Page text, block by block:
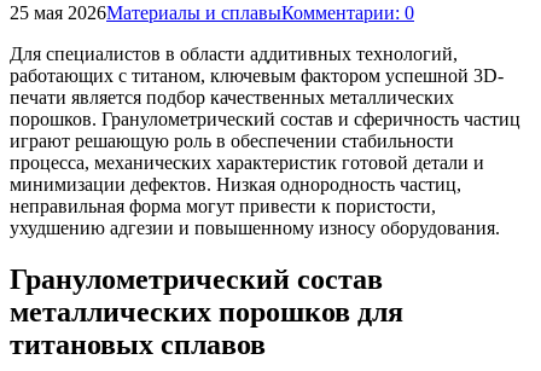
25 мая 2026Материалы и сплавыКомментарии: 0
Для специалистов в области аддитивных технологий,
работающих с титаном, ключевым фактором успешной 3D-
печати является подбор качественных металлических
порошков. Гранулометрический состав и сферичность частиц
играют решающую роль в обеспечении стабильности
процесса, механических характеристик готовой детали и
минимизации дефектов. Низкая однородность частиц,
неправильная форма могут привести к пористости,
ухудшению адгезии и повышенному износу оборудования.
Гранулометрический состав
металлических порошков для
титановых сплавов